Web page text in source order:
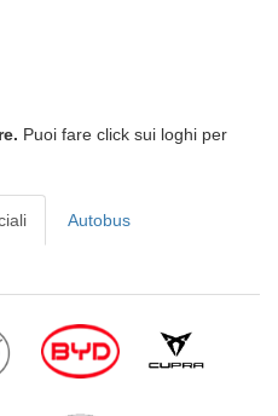
Puoi fare click sui loghi per
Autobus